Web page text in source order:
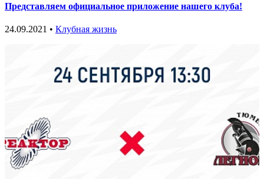
Представляем официальное приложение нашего клуба!
24.09.2021 • Клубная жизнь